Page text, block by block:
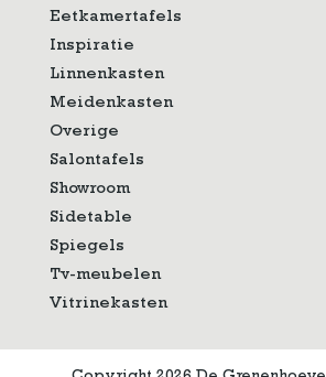
Eetkamertafels
Inspiratie
Linnenkasten
Meidenkasten
Overige
Salontafels
Showroom
Sidetable
Spiegels
Tv-meubelen
Vitrinekasten